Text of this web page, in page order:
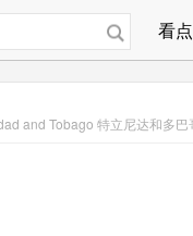
看
and Tobago 特立尼达和多巴